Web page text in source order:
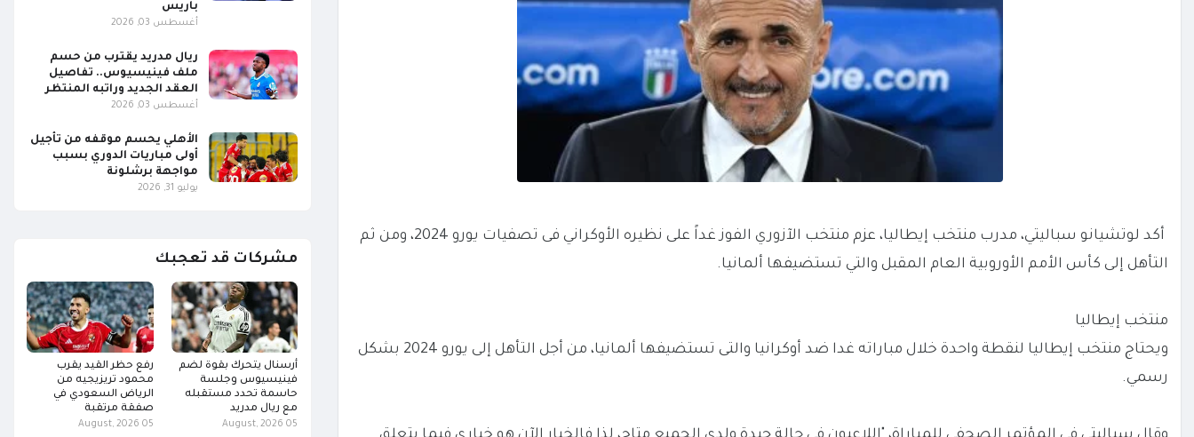
أكد لوتشيانو سباليتي، مدرب منتخب إيطاليا، عزم منتخب الآزوري الفوز غداً على نظيره الأوكراني فى تصفيات يورو 2024، ومن ثم
التأهل إلى كأس الأمم الأوروبية العام المقبل والتي تستضيفها ألمانيا.
منتخب إيطاليا
ويحتاج منتخب إيطاليا لنقطة واحدة خلال مباراته غدا ضد أوكرانيا والتى تستضيفها ألمانيا، من أجل التأهل إلى يورو 2024 بشكل
رسمي.
باريس
أغسطس 03, 2026
ريال مدريد يقترب من حسم
ملف فينيسيوس.. تفاصيل
العقد الجديد وراتبه المنتظر
أغسطس 03, 2026
الأهلي يحسم موقفه من تأجيل
أولى مباريات الدوري بسبب
مواجهة برشلونة
يوليو 31, 2026
مشركات قد تعجبك
أرسنال يتحرك بقوة لضم
فينيسيوس وجلسة
حاسمة تحدد مستقبله
مع ريال مدريد
05 August, 2026
رفع حظر القيد يقرب
محمود تريزيجيه من
الرياض السعودي في
صفقة مرتقبة
05 August, 2026